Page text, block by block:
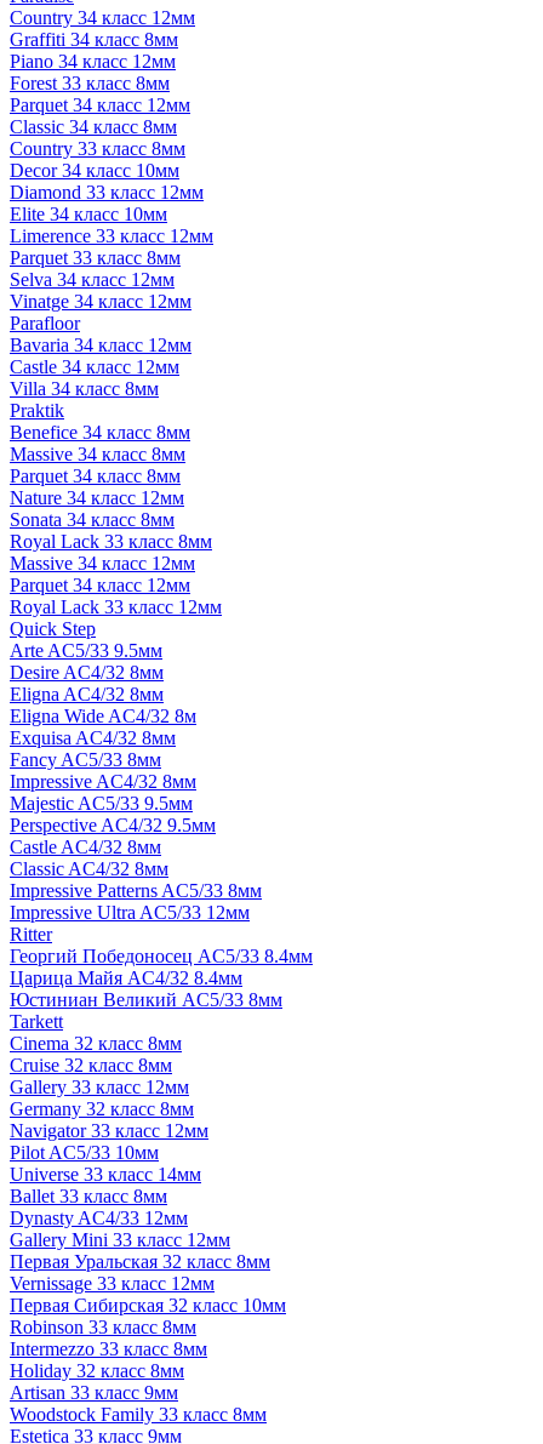
Country 34 класс 12мм
Graffiti 34 класс 8мм
Piano 34 класс 12мм
Forest 33 класс 8мм
Parquet 34 класс 12мм
Classic 34 класс 8мм
Country 33 класс 8мм
Decor 34 класс 10мм
Diamond 33 класс 12мм
Elite 34 класс 10мм
Limerence 33 класс 12мм
Parquet 33 класс 8мм
Selva 34 класс 12мм
Vinatge 34 класс 12мм
Parafloor
Bavaria 34 класс 12мм
Castle 34 класс 12мм
Villa 34 класс 8мм
Praktik
Benefice 34 класс 8мм
Massive 34 класс 8мм
Parquet 34 класс 8мм
Nature 34 класс 12мм
Sonata 34 класс 8мм
Royal Lack 33 класс 8мм
Massive 34 класс 12мм
Parquet 34 класс 12мм
Royal Lack 33 класс 12мм
Quick Step
Arte AC5/33 9.5мм
Desire AC4/32 8мм
Eligna AC4/32 8мм
Eligna Wide AC4/32 8м
Exquisa AC4/32 8мм
Fancy AC5/33 8мм
Impressive AC4/32 8мм
Majestic AC5/33 9.5мм
Perspective AC4/32 9.5мм
Castle AC4/32 8мм
Classic AC4/32 8мм
Impressive Patterns AC5/33 8мм
Impressive Ultra AC5/33 12мм
Ritter
Георгий Победоносец AC5/33 8.4мм
Царица Майя AC4/32 8.4мм
Юстиниан Великий AC5/33 8мм
Tarkett
Cinema 32 класс 8мм
Cruise 32 класс 8мм
Gallery 33 класс 12мм
Germany 32 класс 8мм
Navigator 33 класс 12мм
Pilot AC5/33 10мм
Universe 33 класс 14мм
Ballet 33 класс 8мм
Dynasty AC4/33 12мм
Gallery Mini 33 класс 12мм
Первая Уральская 32 класс 8мм
Vernissage 33 класс 12мм
Первая Сибирская 32 класс 10мм
Robinson 33 класс 8мм
Intermezzo 33 класс 8мм
Holiday 32 класс 8мм
Artisan 33 класс 9мм
Woodstock Family 33 класс 8мм
Estetica 33 класс 9мм